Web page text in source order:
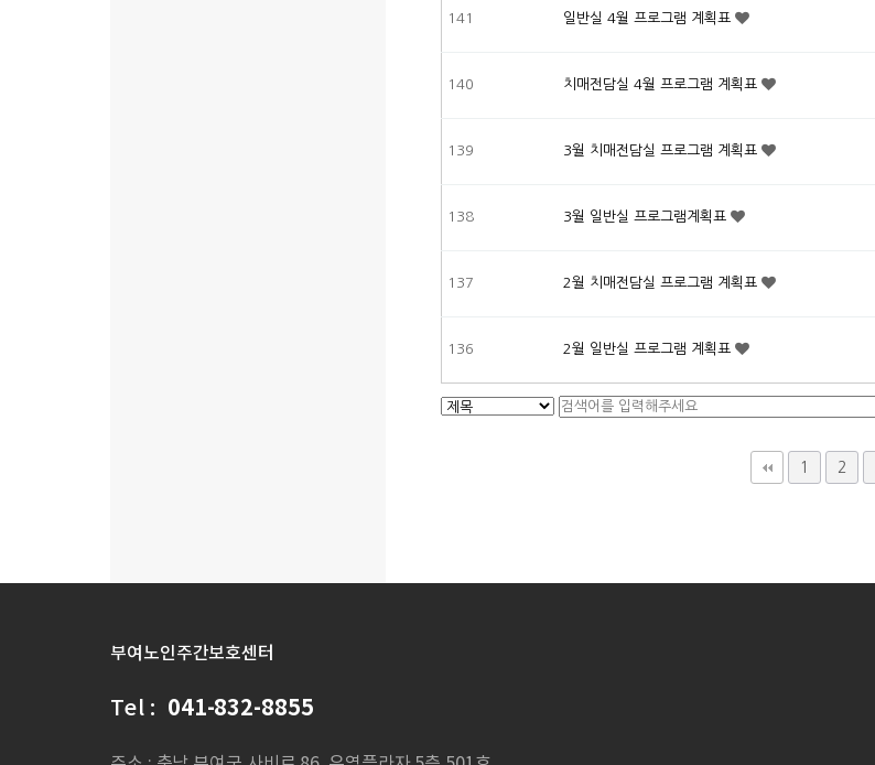
141 일반실 4월 프로그램 계획표
140 치매전담실 4월 프로그램 계획표
139 3월 치매전담실 프로그램 계획표
138 3월 일반실 프로그램계획표
137 2월 치매전담실 프로그램 계획표
136 2월 일반실 프로그램 계획표
1 2
부여노인주간보호센터
Tel : 041-832-8855